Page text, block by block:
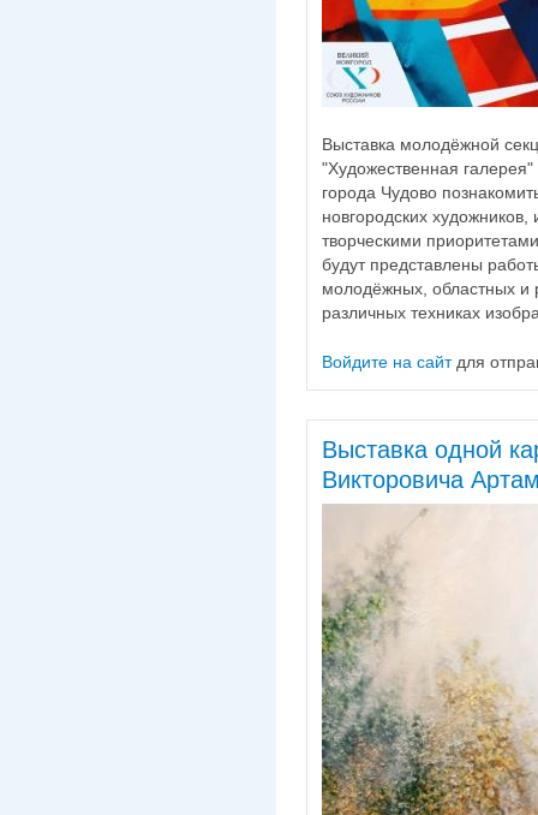
Выставка молодёжной
"Художественная
города Чудово
новгородских
творческими
будут представлены
молодёжных, областных и
различных техниках
Войдите на сайтдля
Выставка одной
Викторовича